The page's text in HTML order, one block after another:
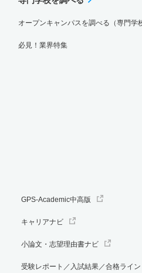
オープンキャンパスを調べる（専門学
必見！業界特集
GPS-Academic中高版
キャリアナビ
小論文・志望理由書ナビ
受験レポート／入試結果／合格ライン